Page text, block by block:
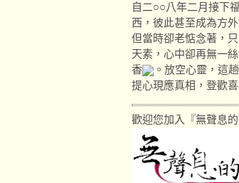
自二○○八年二月接下
西，彼此甚至成為方
但當時卻老惦念著，
天素，心中卻再無一
香
。放空心靈，這
提心現應真相，登歡
歡迎您加入『無聲息